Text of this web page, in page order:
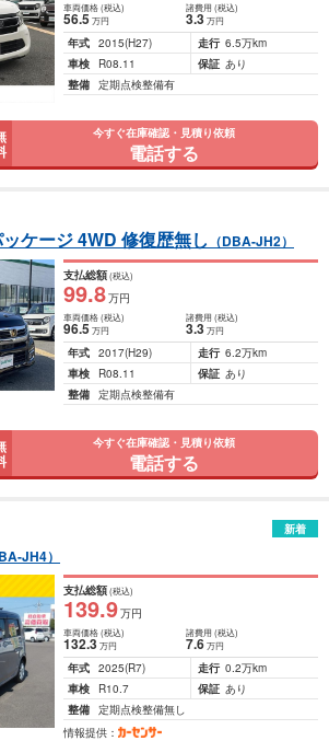
車両価格(税込)
56.5万円
諸費用 (税込)
3.3 万円
年式 2015(H27) 走行 6.5万km
車検
R08.11 保証 あり
整備 定期点検整備有
今すぐ在庫確認・見積り依頼
電話する
ケージ 4WD 修復歴無し （DBA-JH2）
支払総額(税込)
99.8万円
車両価格(税込)
96.5万円
諸費用 (税込)
3.3 万円
年式 2017(H29) 走行 6.2万km
車検
R08.11 保証 あり
整備 定期点検整備有
今すぐ在庫確認・見積り依頼
電話する
新着
JH4）
支払総額(税込)
139.9万円
車両価格(税込)
132.3万円
諸費用 (税込)
7.6 万円
年式 2025(R7) 走行 0.2万km
車検
R10.7 保証 あり
整備 定期点検整備無し
情報提供：